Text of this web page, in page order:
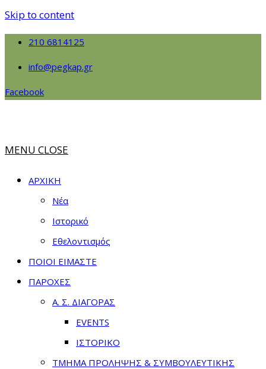
Skip to content
210 6814125
info@pegkap.gr
Facebook
MENU CLOSE
ΑΡΧΙΚΗ
Νέα
Ιστορικό
Εθελοντισμός
ΠΟΙΟΙ ΕΙΜΑΣΤΕ
ΠΑΡΟΧΕΣ
Α. Σ. ΔΙΑΓΟΡΑΣ
EVENTS
ΙΣΤΟΡΙΚΟ
ΤΜΗΜΑ ΠΡΟΛΗΨΗΣ & ΣΥΜΒΟΥΛΕΥΤΙΚΗΣ